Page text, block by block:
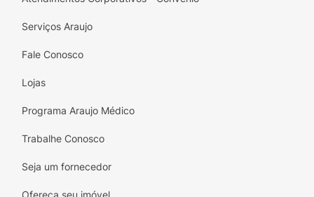
Serviços Araujo
Fale Conosco
Lojas
Programa Araujo Médico
Trabalhe Conosco
Seja um fornecedor
Ofereça seu imóvel